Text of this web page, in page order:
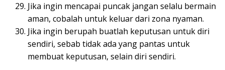
Jika ingin mencapai puncak jangan selalu bermain
aman, cobalah untuk keluar dari zona nyaman.
Jika ingin berupah buatlah keputusan untuk diri
sendiri, sebab tidak ada yang pantas untuk
membuat keputusan, selain diri sendiri.